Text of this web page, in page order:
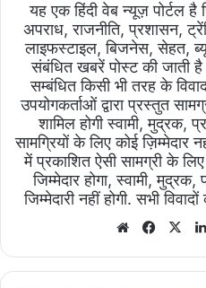
यह एक हिंदी वेब न्यूज़ पोर्टल
अपराध, राजनीति, प्रशासन,
लाइफस्टाइल, बिजनेस, सेहत,
संबंधित खबरें पोस्ट की जाती
सम्बंधित किसी भी तरह के
उपयोगकर्ताओं द्वारा प्रस्तुत
शामिल होगी स्वामी,
सामग्रियों के लिए कोई ज़िम्मेदार
में प्रकाशित ऐसी सामग्री के
जिम्मेदार होगा, स्वामी,
जिम्मेदारी नहीं होगी. सभी
Website X